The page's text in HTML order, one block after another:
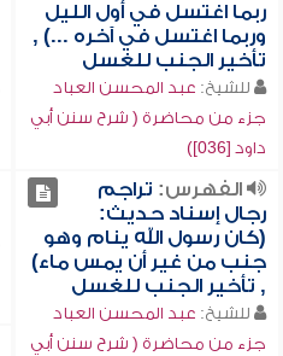
ربما اغتسل في أول الليل
وربما اغتسل في آخره ...) ,
تأخير الجنب للغسل
للشيخ: عبد المحسن العباد
جزء من محاضرة ( شرح سنن أبي
داود [036])
الفهرس: تراجم
رجال إسناد حديث:
(كان رسول الله ينام وهو
جنب من غير أن يمس ماء)
, تأخير الجنب للغسل
للشيخ: عبد المحسن العباد
جزء من محاضرة ( شرح سنن أبي